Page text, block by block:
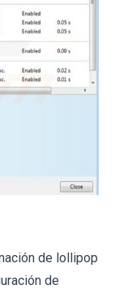
de lollipop
de